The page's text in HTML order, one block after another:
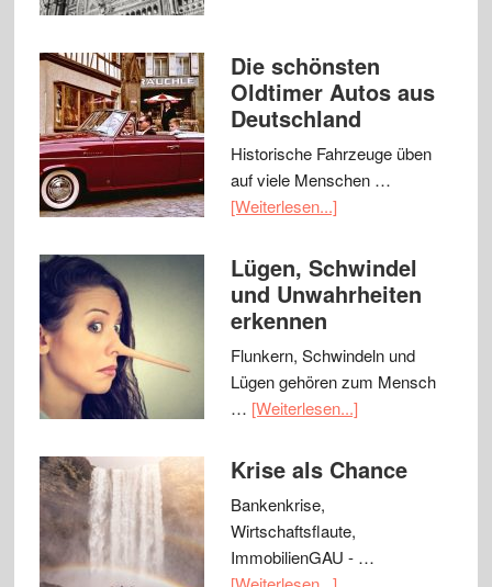
Die schönsten
Oldtimer Autos aus
Deutschland
Historische Fahrzeuge üben
auf viele Menschen …
[Weiterlesen...]
Lügen, Schwindel
und Unwahrheiten
erkennen
Flunkern, Schwindeln und
Lügen gehören zum Mensch
… [Weiterlesen...]
Krise als Chance
Bankenkrise,
Wirtschaftsflaute,
ImmobilienGAU - …